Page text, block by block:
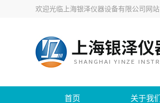
欢迎光临 上海银泽仪器设备有限公司网站
首页 关于我们